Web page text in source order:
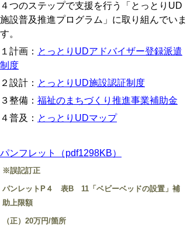
４つのステップで支援を行う「とっとりUD
施設普及推進プログラム」に取り組んでいま
す。
１計画： とっとりUDアドバイザー登録派遣
制度
２設計： とっとりUD施設認証制度
３整備： 福祉のまちづくり推進事業補助金
４普及： とっとりUDマップ
パンフレット（pdf1298KB）
※誤記訂正
パンレットP４ 表B 11「ベビーベッドの設置」補
助上限額
（正）20万円/箇所